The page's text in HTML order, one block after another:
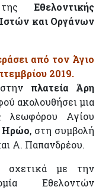
της Εθελοντικής
και Οργάνων
από τον Άγιο
2019.
πλατεία Άρη
ακολουθήσει μια
λεωφόρου Αγίου
Ηρώο, στη συμβολή
Α. Παπανδρέου.
σχετικά με την
Εθελοντών